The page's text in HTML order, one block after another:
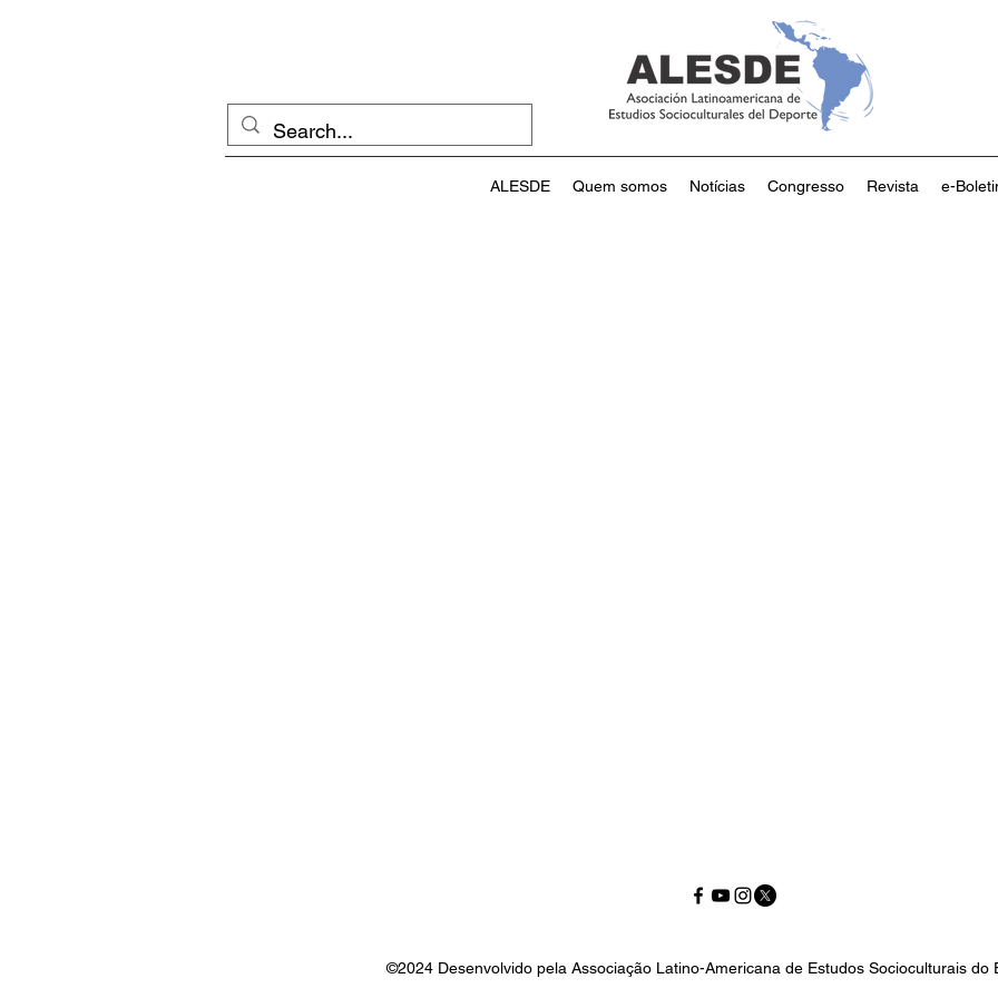
ALESDE Quem somos Notícias Congresso Revista e-
​©2024 Desenvolvido pela Associação Latino-Americana de Estudos Socioculturais do